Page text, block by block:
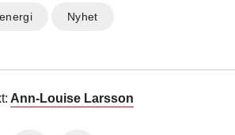
Nyhet
Ann-Louise Larsson